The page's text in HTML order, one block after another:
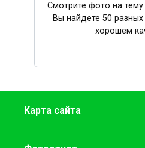
Смотрите фото на
Вы найдете 50
хорошем
Карта сайта